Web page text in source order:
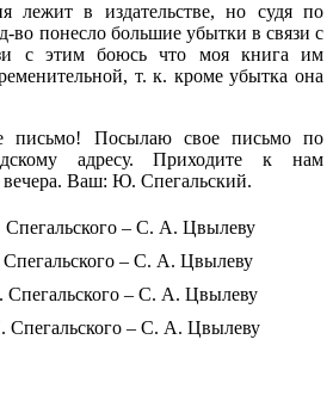
лежит в издательстве, но судя по
во понесло большие убытки в связи с
с этим боюсь что моя книга им
т. к. кроме убытка она
письмо! Посылаю свое письмо по
адресу. Приходите к нам
Ваш: Ю. Спегальский.